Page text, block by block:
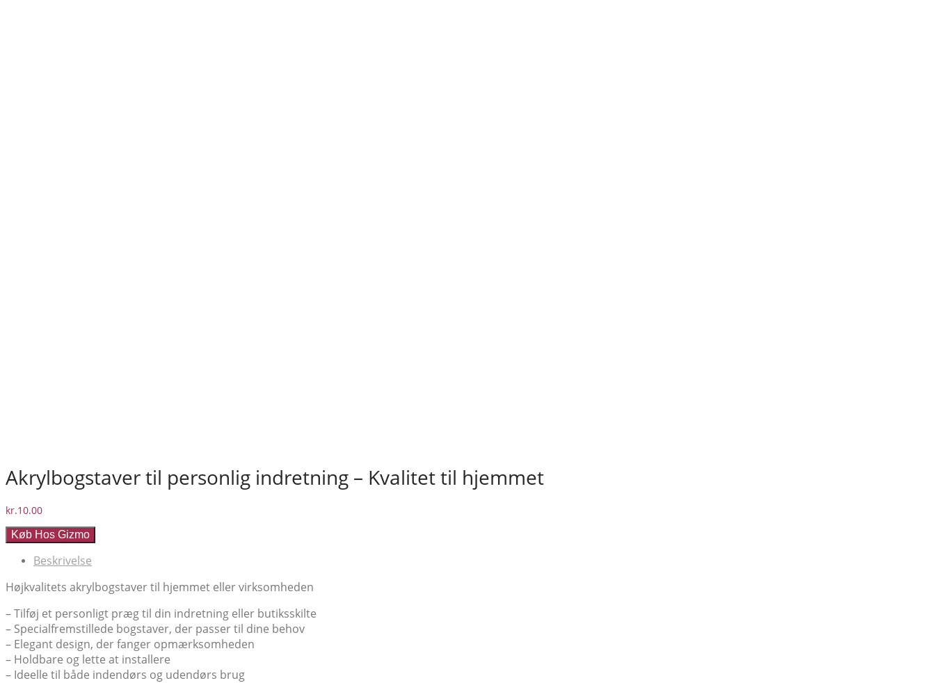
Akrylbogstaver til personlig indretning – Kvalitet til hjemmet
kr.10.00
Køb Hos Gizmo
Beskrivelse
Højkvalitets akrylbogstaver til hjemmet eller virksomheden
– Tilføj et personligt præg til din indretning eller butiksskilte
– Specialfremstillede bogstaver, der passer til dine behov
– Elegant design, der fanger opmærksomheden
– Holdbare og lette at installere
– Ideelle til både indendørs og udendørs brug